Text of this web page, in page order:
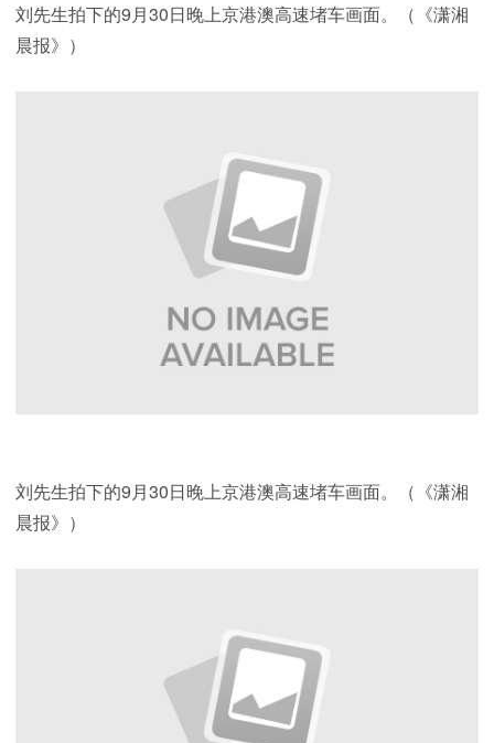
刘先生拍下的9月30日晚上京港澳高速堵车画面。（《潇湘
晨报》）
刘先生拍下的9月30日晚上京港澳高速堵车画面。（《潇湘
晨报》）